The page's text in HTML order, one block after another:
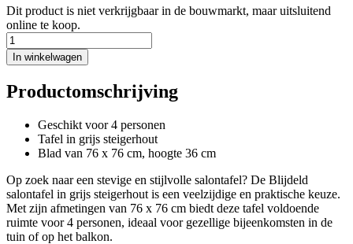
Dit product is niet verkrijgbaar in de bouwmarkt, maar uitsluitend
online te koop.
In winkelwagen
Productomschrijving
Geschikt voor 4 personen
Tafel in grijs steigerhout
Blad van 76 x 76 cm, hoogte 36 cm
Op zoek naar een stevige en stijlvolle salontafel? De Blijdeld
salontafel in grijs steigerhout is een veelzijdige en praktische keuze.
Met zijn afmetingen van 76 x 76 cm biedt deze tafel voldoende
ruimte voor 4 personen, ideaal voor gezellige bijeenkomsten in de
tuin of op het balkon.